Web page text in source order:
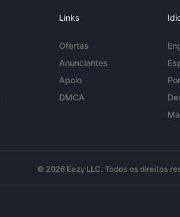
Links
Ofertas
Anunciantes
Apoio
DMCA
© 2026 Eezy LLC. Todos os direitos